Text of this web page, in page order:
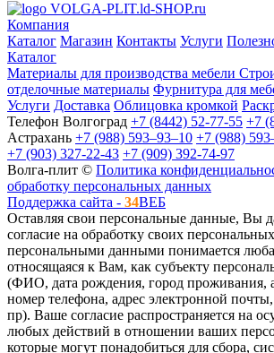
VOLGA-PLIT.ld-SHOP.ru
Компания
Каталог Магазин Контакты Услуги
Каталог
Материалы для производства мебели
отделочные материалы Фурнитура для
Услуги Доставка Облицовка кромкой
Телефон Волгоград +7 (8442) 52-77-55 +7
Астрахань +7 (988) 593‒93‒10 +7 (988)
+7 (903) 327-22-43 +7 (909) 392-74-97
Волга-плит © Политика
обработку персональных данных
Поддержка сайта - 34ВЕБ
Оставляя свои персональные данные, Вы
согласие на обработку своих
персональными данными понимается
относящаяся к Вам, как субъекту
(ФИО, дата рождения, город проживания,
номер телефона, адрес электронной
пр). Ваше согласие распространяется на
любых действий в отношении ваших
которые могут понадобиться для сбора,